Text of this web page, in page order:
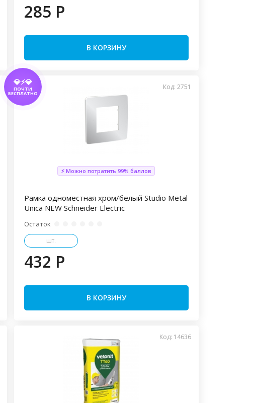
285 P
В КОРЗИНУ
💎⚡💎
ПОЧТИ
БЕСПЛАТНО
Код: 2751
⚡ Можно потратить 99% баллов
Рамка одноместная хром/белый Studio Metal
Unica NEW Schneider Electric
Остаток
шт.
432 P
В КОРЗИНУ
Код: 14636